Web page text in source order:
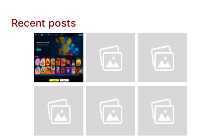
Recent posts